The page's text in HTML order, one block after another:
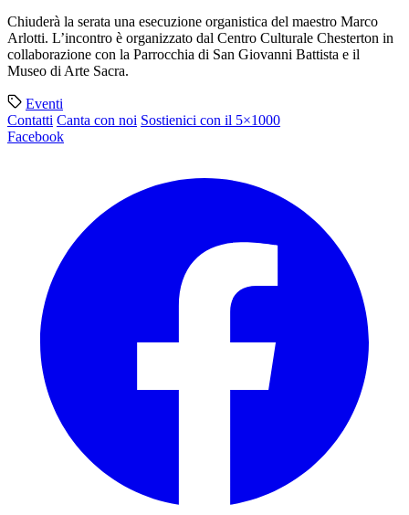
Chiuderà la serata una esecuzione organistica del maestro Marco
Arlotti. L’incontro è organizzato dal Centro Culturale Chesterton in
collaborazione con la Parrocchia di San Giovanni Battista e il
Museo di Arte Sacra.
Eventi
Contatti Canta con noi Sostienici con il 5×1000
Facebook